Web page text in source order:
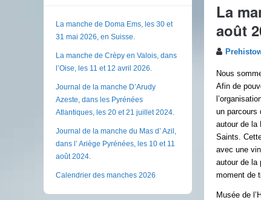
La
août
Nous
Afin de
un parcours
autour de la
Saints.
avec une
autour de la
moment de
Musée de
La manche de Doma Ems, les 30 et
31 mai 2026, en Suisse.
La manche de Crèpy en Valois, dans
l’Oise, les 11 et 12 avril 2026.
Journal de la manche D’Arudy
Azeste, dans les Pyrénées
Atlantiques, les 20 et 21 juillet 2024.
Journal de la manche du Mas d’ Azil,
dans l’ Ariège Pyrénées, les 10 et 11
août 2024.
Calendrier des manches 2026